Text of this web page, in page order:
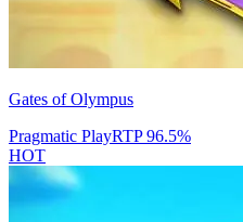
Gates of Olympus
Pragmatic PlayRTP96.5%
HOT